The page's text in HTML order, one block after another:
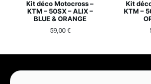
Kit déco Motocross –
KTM – 50SX – ALIX –
BLUE & ORANGE
59,00 €
Kit
KTM –